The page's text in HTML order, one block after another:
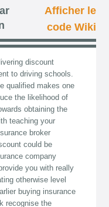
Afficher le
code Wiki